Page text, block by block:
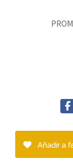
Añadir a